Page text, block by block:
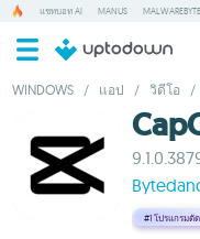
แชทบอท AI MANUS
WINDOWS / แอป / วิดีโอ /
#1 โปรแกรมตั